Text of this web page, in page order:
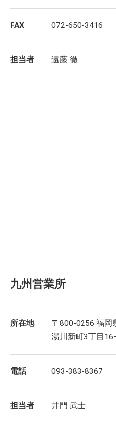
FAX 072-650-3416
担当者 遠藤 徹
九州営業所
所在地
〒800-0256 福岡
湯川新町3丁目
電話 093-383-8367
担当者 井門 武士